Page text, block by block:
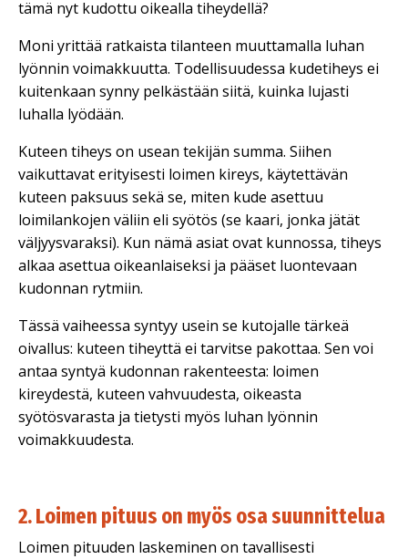
tämä nyt kudottu oikealla tiheydellä?
Moni yrittää ratkaista tilanteen muuttamalla luhan
lyönnin voimakkuutta. Todellisuudessa kudetiheys ei
kuitenkaan synny pelkästään siitä, kuinka lujasti
luhalla lyödään.
Kuteen tiheys on usean tekijän summa. Siihen
vaikuttavat erityisesti loimen kireys, käytettävän
kuteen paksuus sekä se, miten kude asettuu
loimilankojen väliin eli syötös (se kaari, jonka jätät
väljyysvaraksi). Kun nämä asiat ovat kunnossa, tiheys
alkaa asettua oikeanlaiseksi ja pääset luontevaan
kudonnan rytmiin.
Tässä vaiheessa syntyy usein se kutojalle tärkeä
oivallus: kuteen tiheyttä ei tarvitse pakottaa. Sen voi
antaa syntyä kudonnan rakenteesta: loimen
kireydestä, kuteen vahvuudesta, oikeasta
syötösvarasta ja tietysti myös luhan lyönnin
voimakkuudesta.
2. Loimen pituus on myös osa suunnittelua
Loimen pituuden laskeminen on tavallisesti